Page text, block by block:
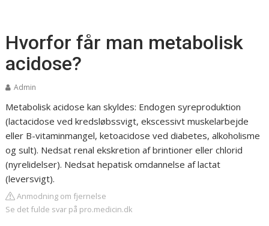
Hvorfor får man metabolisk
acidose?
Admin
Metabolisk acidose kan skyldes: Endogen syreproduktion
(lactacidose ved kredsløbssvigt, ekscessivt muskelarbejde
eller B-vitaminmangel, ketoacidose ved diabetes, alkoholisme
og sult). Nedsat renal ekskretion af brintioner eller chlorid
(nyrelidelser). Nedsat hepatisk omdannelse af lactat
(leversvigt).
Anmodning om fjernelse
Se det fulde svar på pro.medicin.dk